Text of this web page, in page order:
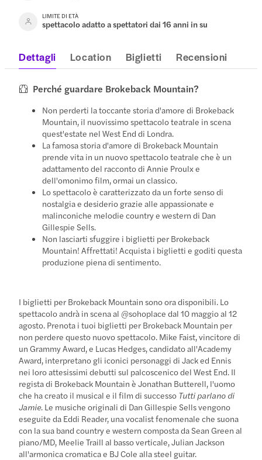
LIMITE DI ETÀ
spettacolo adatto a spettatori dai 16 anni in su
Dettagli Location Biglietti Recensioni
Perché guardare Brokeback Mountain?
Non perderti la toccante storia d'amore di Brokeback
Mountain, il nuovissimo spettacolo teatrale in scena
quest'estate nel West End di Londra.
La famosa storia d'amore di Brokeback Mountain
prende vita in un nuovo spettacolo teatrale che è un
adattamento del racconto di Annie Proulx e
dell'omonimo film, ormai un classico.
Lo spettacolo è caratterizzato da un forte senso di
nostalgia e desiderio grazie alle appassionate e
malinconiche melodie country e western di Dan
Gillespie Sells.
Non lasciarti sfuggire i biglietti per Brokeback
Mountain! Affrettati! Acquista i biglietti e goditi questa
produzione piena di sentimento.
I biglietti per Brokeback Mountain sono ora disponibili. Lo
spettacolo andrà in scena al @sohoplace dal 10 maggio al 12
agosto. Prenota i tuoi biglietti per Brokeback Mountain per
non perdere questo nuovo spettacolo. Mike Faist, vincitore di
un Grammy Award, e Lucas Hedges, candidato all'Academy
Award, interpretano gli iconici personaggi di Jack ed Ennis
nei loro attesissimi debutti sul palcoscenico del West End. Il
regista di Brokeback Mountain è Jonathan Butterell, l'uomo
che ha creato il musical e il film di successo Tutti parlano di
Jamie. Le musiche originali di Dan Gillespie Sells vengono
eseguite da Eddi Reader, una vocalist fenomenale che suona
con la sua band country e western composta da Sean Green al
piano/MD, Meelie Traill al basso verticale, Julian Jackson
all'armonica cromatica e BJ Cole alla steel guitar.